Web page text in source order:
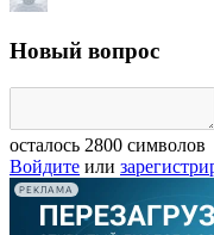
Новый вопрос
осталось 2800 символов
Войдите или
РЕКЛАМА